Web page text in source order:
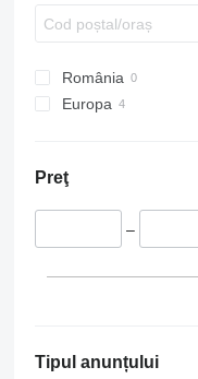
România
Europa
Preţ
–
Tipul anunțului